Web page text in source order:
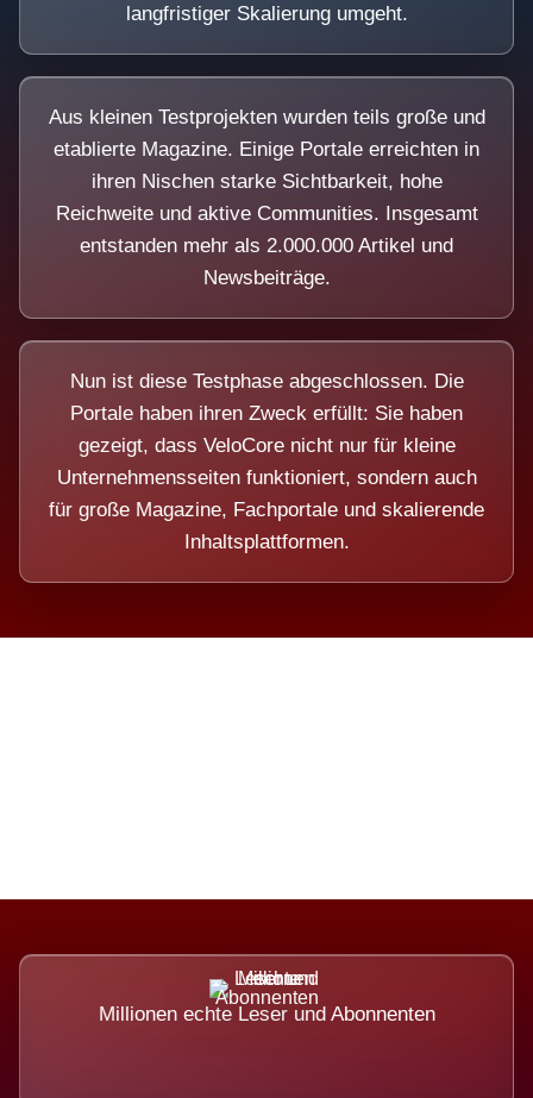
langfristiger Skalierung umgeht.
Aus kleinen Testprojekten wurden teils große und
etablierte Magazine. Einige Portale erreichten in
ihren Nischen starke Sichtbarkeit, hohe
Reichweite und aktive Communities. Insgesamt
entstanden mehr als 2.000.000 Artikel und
Newsbeiträge.
Nun ist diese Testphase abgeschlossen. Die
Portale haben ihren Zweck erfüllt: Sie haben
gezeigt, dass VeloCore nicht nur für kleine
Unternehmensseiten funktioniert, sondern auch
für große Magazine, Fachportale und skalierende
Inhaltsplattformen.
Millionen echte Leser und Abonnenten